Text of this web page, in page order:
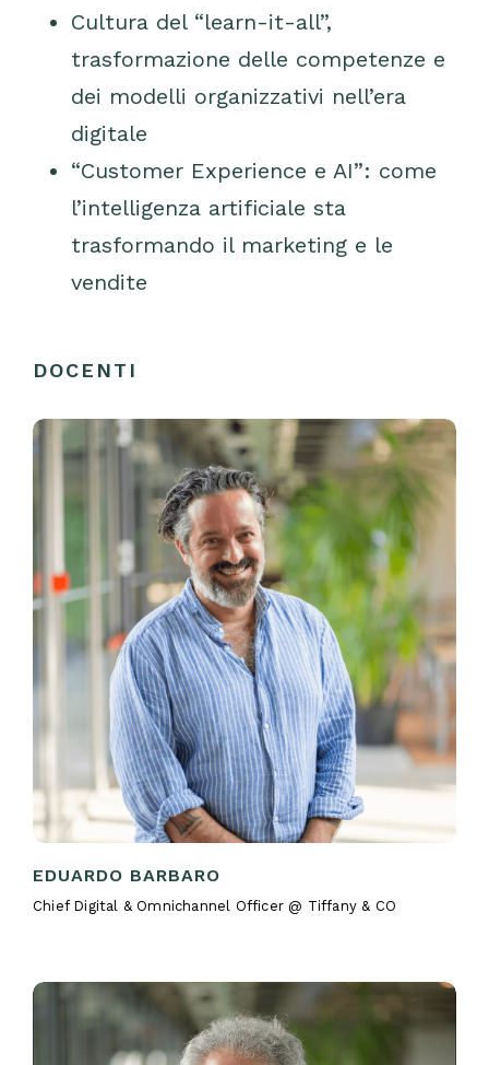
Cultura del “learn-it-all”,
trasformazione delle competenze e
dei modelli organizzativi nell’era
digitale
“Customer Experience e AI”: come
l’intelligenza artificiale sta
trasformando il marketing e le
vendite
DOCENTI
EDUARDO BARBARO
Chief Digital & Omnichannel Officer @ Tiffany & CO